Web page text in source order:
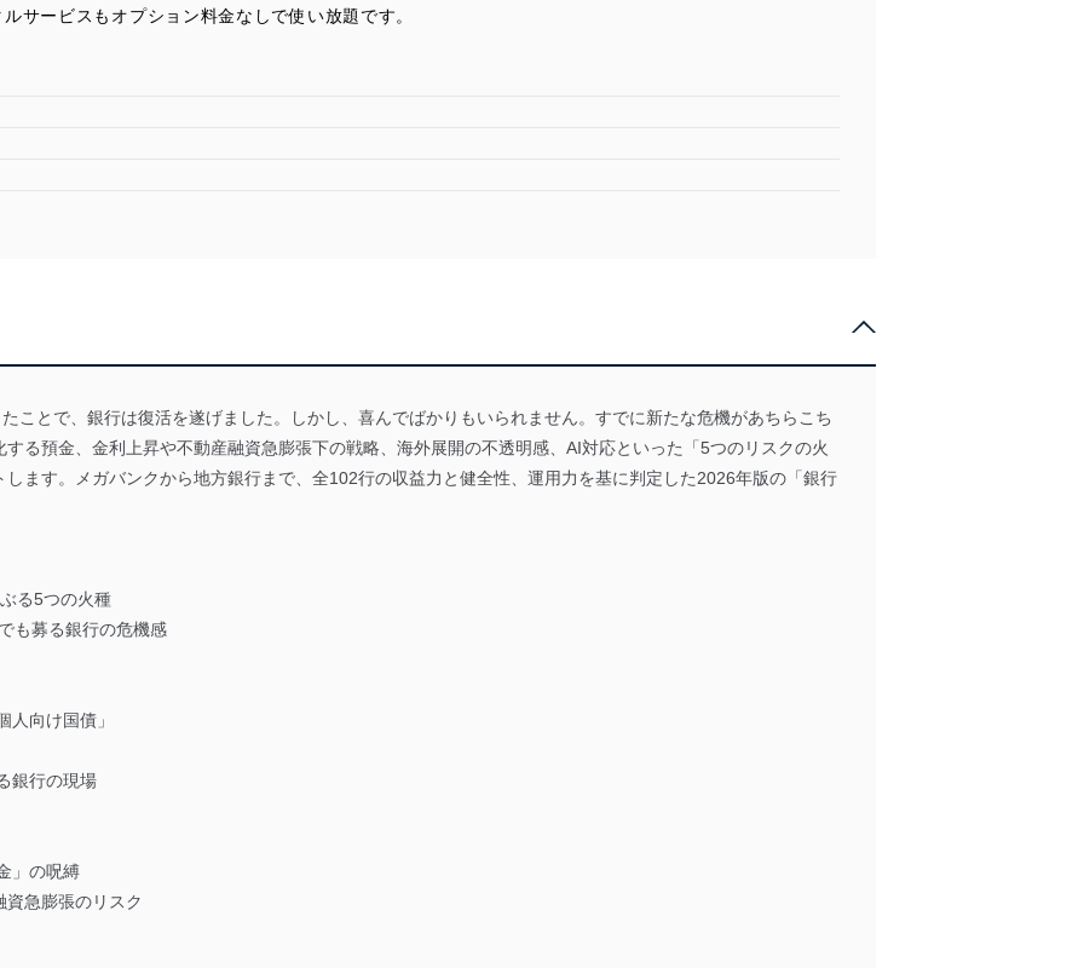
サービスもオプション料金なしで使い放題です。
ことで、銀行は復活を遂げました。しかし、喜んでばかりもいられません。すでに新たな危機があちらこち
る預金、金利上昇や不動産融資急膨張下の戦略、海外展開の不透明感、AI対応といった「5つのリスクの火
ます。メガバンクから地方銀行まで、全102行の収益力と健全性、運用力を基に判定した2026年版の「銀行
る5つの火種
も募る銀行の危機感
向け国債」
銀行の現場
」の呪縛
急膨張のリスク